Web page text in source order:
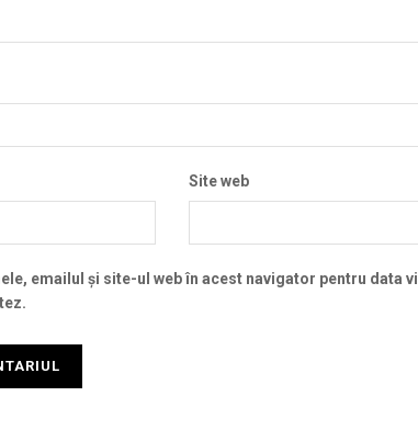
Site web
emailul și site-ul web în acest navigator pentru data